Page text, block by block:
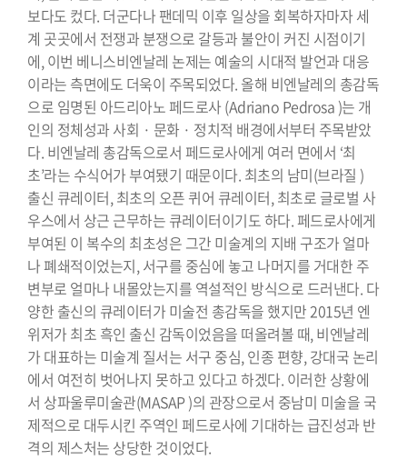
보다도 컸다. 더군다나 팬데믹 이후 일상을 회복하자마자 세
계 곳곳에서 전쟁과 분쟁으로 갈등과 불안이 커진 시점이기
에, 이번 베니스비엔날레 논제는 예술의 시대적 발언과 대응
이라는 측면에도 더욱이 주목되었다. 올해 비엔날레의 총감독
으로 임명된 아드리아노 페드로사 (Adriano Pedrosa )는 개
인의 정체성과 사회 · 문화 · 정치적 배경에서부터 주목받았
다. 비엔날레 총감독으로서 페드로사에게 여러 면에서 ‘최
초’라는 수식어가 부여됐기 때문이다. 최초의 남미(브라질 )
출신 큐레이터, 최초의 오픈 퀴어 큐레이터, 최초로 글로벌 사
우스에서 상근 근무하는 큐레이터이기도 하다. 페드로사에게
부여된 이 복수의 최초성은 그간 미술계의 지배 구조가 얼마
나 폐쇄적이었는지, 서구를 중심에 놓고 나머지를 거대한 주
변부로 얼마나 내몰았는지를 역설적인 방식으로 드러낸다. 다
양한 출신의 큐레이터가 미술전 총감독을 했지만 2015년 엔
위저가 최초 흑인 출신 감독이었음을 떠올려볼 때, 비엔날레
가 대표하는 미술계 질서는 서구 중심, 인종 편향, 강대국 논리
에서 여전히 벗어나지 못하고 있다고 하겠다. 이러한 상황에
서 상파울루미술관(MASAP )의 관장으로서 중남미 미술을 국
제적으로 대두시킨 주역인 페드로사에 기대하는 급진성과 반
격의 제스처는 상당한 것이었다.